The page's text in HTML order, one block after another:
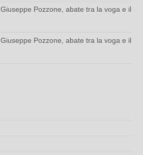
Giuseppe Pozzone, abate tra la voga e il
Giuseppe Pozzone, abate tra la voga e il